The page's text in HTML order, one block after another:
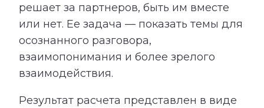
решает за партнеров, быть им вместе
или нет. Ее задача — показать темы для
осознанного разговора,
взаимопонимания и более зрелого
взаимодействия.
Результат расчета представлен в виде